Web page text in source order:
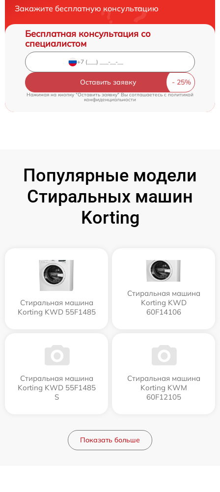
Закажите бесплатную консультацию
Бесплатная консультация со
специалистом
Оставить заявку
Нажимая на кнопку "Оставить заявку" Вы соглашаетесь cполитикой
конфиденциальности
Популярные модели
Стиральных машин
Korting
Стиральная машина
Korting KWD 55F1485
Стиральная машина
Korting KWD
60F14106
Стиральная машина
Korting KWD 55F1485
S
Стиральная машина
Korting KWM
60F12105
Показать больше